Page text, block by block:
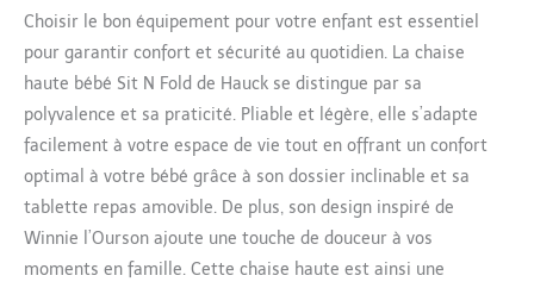
Choisir le bon équipement pour votre enfant est essentiel
pour garantir confort et sécurité au quotidien. La chaise
haute bébé Sit N Fold de Hauck se distingue par sa
polyvalence et sa praticité. Pliable et légère, elle s’adapte
facilement à votre espace de vie tout en offrant un confort
optimal à votre bébé grâce à son dossier inclinable et sa
tablette repas amovible. De plus, son design inspiré de
Winnie l’Ourson ajoute une touche de douceur à vos
moments en famille. Cette chaise haute est ainsi une